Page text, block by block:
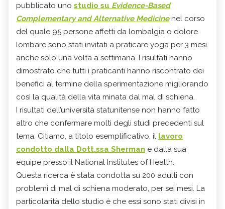
pubblicato uno studio su Evidence-Based
Complementary and Alternative Medicinenel corso
del quale 95 persone affetti da lombalgia o dolore
lombare sono stati invitati a praticare yoga per 3 mesi
anche solo una volta a settimana. I risultati hanno
dimostrato che tutti i praticanti hanno riscontrato dei
benefici al termine della sperimentazione migliorando
così la qualità della vita minata dal mal di schiena.
I risultati dell’università statunitense non hanno fatto
altro che confermare molti degli studi precedenti sul
tema. Citiamo, a titolo esemplificativo, il lavoro
condotto dalla Dott.ssa Sherman e dalla sua
equipe presso il National Institutes of Health.
Questa ricerca è stata condotta su 200 adulti con
problemi di mal di schiena moderato, per sei mesi. La
particolarità dello studio è che essi sono stati divisi in